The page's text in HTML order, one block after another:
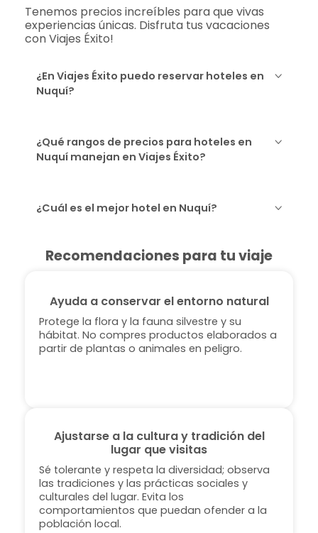
Tenemos precios increíbles para que vivas
experiencias únicas. Disfruta tus vacaciones
con Viajes Éxito!
¿En Viajes Éxito puedo reservar hoteles en
Nuquí?
¿Qué rangos de precios para hoteles en
Nuquí manejan en Viajes Éxito?
¿Cuál es el mejor hotel en Nuquí?
Recomendaciones para tu viaje
Ayuda a conservar el entorno natural
Protege la flora y la fauna silvestre y su
hábitat. No compres productos elaborados a
partir de plantas o animales en peligro.
Ajustarse a la cultura y tradición del
lugar que visitas
Sé tolerante y respeta la diversidad; observa
las tradiciones y las prácticas sociales y
culturales del lugar. Evita los
comportamientos que puedan ofender a la
población local.